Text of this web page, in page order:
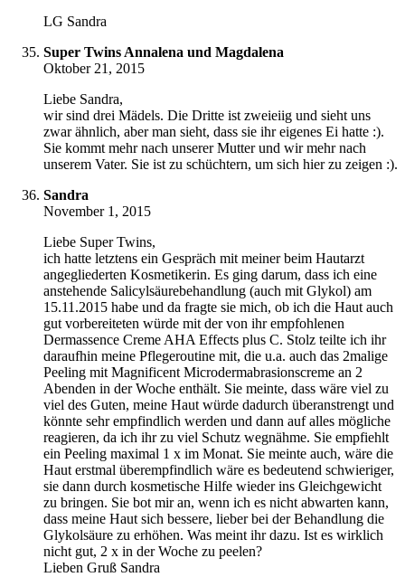
LG Sandra
Super Twins Annalena und Magdalena
Oktober 21, 2015
Liebe Sandra,
wir sind drei Mädels. Die Dritte ist zweieiig und sieht uns
zwar ähnlich, aber man sieht, dass sie ihr eigenes Ei hatte :).
Sie kommt mehr nach unserer Mutter und wir mehr nach
unserem Vater. Sie ist zu schüchtern, um sich hier zu zeigen :).
Sandra
November 1, 2015
Liebe Super Twins,
ich hatte letztens ein Gespräch mit meiner beim Hautarzt
angegliederten Kosmetikerin. Es ging darum, dass ich eine
anstehende Salicylsäurebehandlung (auch mit Glykol) am
15.11.2015 habe und da fragte sie mich, ob ich die Haut auch
gut vorbereiteten würde mit der von ihr empfohlenen
Dermassence Creme AHA Effects plus C. Stolz teilte ich ihr
daraufhin meine Pflegeroutine mit, die u.a. auch das 2malige
Peeling mit Magnificent Microdermabrasionscreme an 2
Abenden in der Woche enthält. Sie meinte, dass wäre viel zu
viel des Guten, meine Haut würde dadurch überanstrengt und
könnte sehr empfindlich werden und dann auf alles mögliche
reagieren, da ich ihr zu viel Schutz wegnähme. Sie empfiehlt
ein Peeling maximal 1 x im Monat. Sie meinte auch, wäre die
Haut erstmal überempfindlich wäre es bedeutend schwieriger,
sie dann durch kosmetische Hilfe wieder ins Gleichgewicht
zu bringen. Sie bot mir an, wenn ich es nicht abwarten kann,
dass meine Haut sich bessere, lieber bei der Behandlung die
Glykolsäure zu erhöhen. Was meint ihr dazu. Ist es wirklich
nicht gut, 2 x in der Woche zu peelen?
Lieben Gruß Sandra